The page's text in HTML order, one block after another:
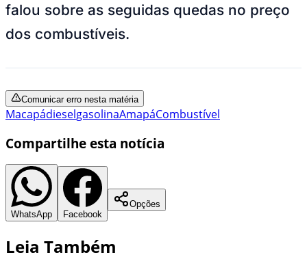
falou sobre as seguidas quedas no preço
dos combustíveis.
Comunicar erro nesta matéria
MacapádieselgasolinaAmapáCombustível
Compartilhe esta notícia
WhatsApp Facebook
Opções
Leia Também